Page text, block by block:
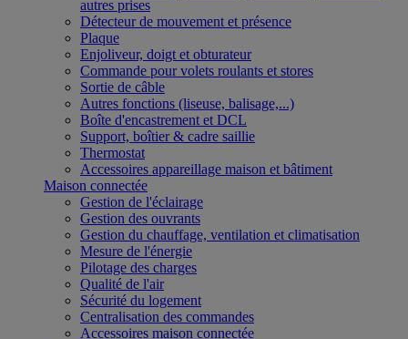
autres prises
Détecteur de mouvement et présence
Plaque
Enjoliveur, doigt et obturateur
Commande pour volets roulants et stores
Sortie de câble
Autres fonctions (liseuse, balisage,...)
Boîte d'encastrement et DCL
Support, boîtier & cadre saillie
Thermostat
Accessoires appareillage maison et bâtiment
Maison connectée
Gestion de l'éclairage
Gestion des ouvrants
Gestion du chauffage, ventilation et climatisation
Mesure de l'énergie
Pilotage des charges
Qualité de l'air
Sécurité du logement
Centralisation des commandes
Accessoires maison connectée